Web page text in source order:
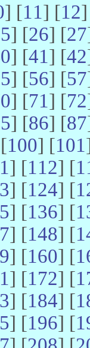
] [11] [12
] [26] [27
] [41] [42
] [56] [57
] [71] [72
] [86] [87
100] [101
] [112] [
] [124] [
] [136] [
] [148] [
] [160] [
] [172] [
] [184] [
] [196] [